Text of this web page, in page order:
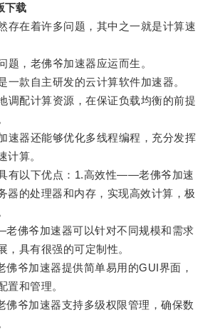
下载
在着许多问题，其中之一就是计算速
，老佛爷加速器应运而生。
款自主研发的云计算软件加速器。
配计算资源，在保证负载均衡的前提
器还能够优化多线程编程，充分发挥
计算。
以下优点：1.高效性——老佛爷加速
器的处理器和内存，实现高效计算，极
爷加速器可以针对不同规模和需求
，具有很强的可定制性。
加速器提供简单易用的GUI界面，
置和管理。
加速器支持多级权限管理，确保数